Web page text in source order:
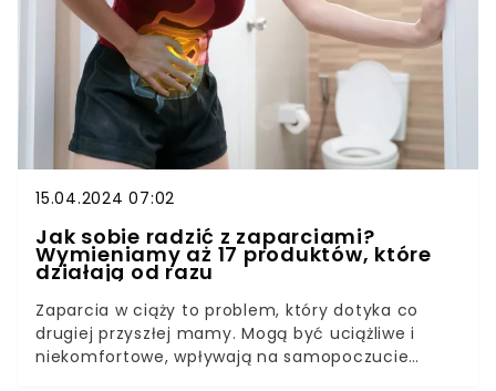
15.04.2024 07:02
Jak sobie radzić z zaparciami?
Wymieniamy aż 17 produktów, które
działają od razu
Zaparcia w ciąży to problem, który dotyka co
drugiej przyszłej mamy. Mogą być uciążliwe i
niekomfortowe, wpływają na samopoczucie